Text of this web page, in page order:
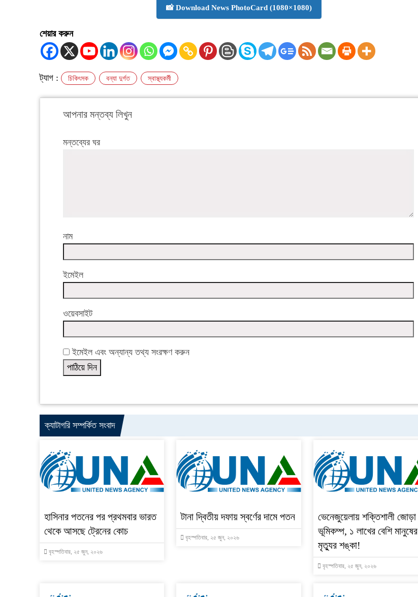
📸 Download News PhotoCard (1080×1080)
শেয়ার করুন
ট্যাগ : চিকিৎসক বন্যা দুর্গত স্বাস্থ্যকর্মী
আপনার মন্তব্য লিখুন
মন্তব্যের ঘর
নাম
ইমেইল
ওয়েবসাইট
ইমেইল এবং অন্যান্য তথ্য সংরক্ষণ করুন
ক্যাটাগরি সম্পর্কিত সংবাদ
হাসিনার পতনের পর প্রথমবার ভারত
থেকে আসছে ট্রেনের কোচ
বৃহস্পতিবার, ২৫ জুন, ২০২৬
টানা দ্বিতীয় দফায় স্বর্ণের দামে পতন
বৃহস্পতিবার, ২৫ জুন, ২০২৬
ভেনেজুয়েলায় শক্তিশালী জোড়া
ভূমিকম্প, ১ লাখের বেশি মানুষের
মৃত্যুর শঙ্কা!
বৃহস্পতিবার, ২৫ জুন, ২০২৬